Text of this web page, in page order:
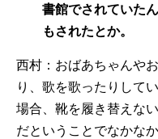
書館でされていた
もされたとか。
西村：おばあちゃんや
り、歌を歌ったりして
場合、靴を履き替えな
だということでなかな